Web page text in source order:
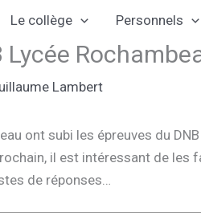
Le collège Personnels
Lambert
ont subi les épreuves du
il est intéressant de les
de réponses…